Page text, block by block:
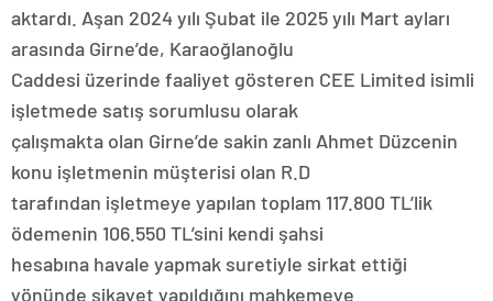
aktardı. Aşan 2024 yılı Şubat ile 2025 yılı Mart ayları
arasında Girne’de, Karaoğlanoğlu
Caddesi üzerinde faaliyet gösteren CEE Limited isimli
işletmede satış sorumlusu olarak
çalışmakta olan Girne’de sakin zanlı Ahmet Düzcenin
konu işletmenin müşterisi olan R.D
tarafından işletmeye yapılan toplam 117.800 TL’lik
ödemenin 106.550 TL’sini kendi şahsi
hesabına havale yapmak suretiyle sirkat ettiği
yönünde şikayet yapıldığını mahkemeye